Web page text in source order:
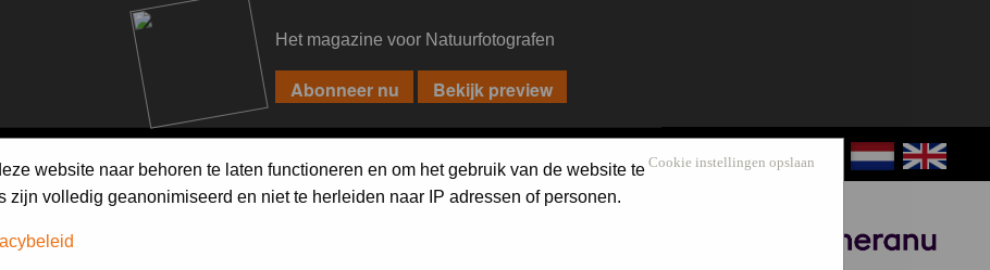
Het magazine voor Natuurfotografen
Cookie instellingen opslaan
website naar behoren te laten functioneren en om het gebruik van de website te
zijn volledig geanonimiseerd en niet te herleiden naar IP adressen of personen.
on the forum first.